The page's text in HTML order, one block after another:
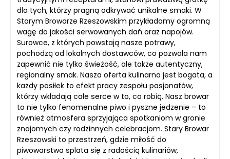
dla tych, którzy pragną odkrywać unikalne smaki. W
Starym Browarze Rzeszowskim przykładamy ogromną
wagę do jakości serwowanych dań oraz napojów.
Surowce, z których powstają nasze potrawy,
pochodzą od lokalnych dostawców, co pozwala nam
zapewnić nie tylko świeżość, ale także autentyczny,
regionalny smak. Nasza oferta kulinarna jest bogata, a
każdy posiłek to efekt pracy zespołu pasjonatów,
którzy wkładają całe serce w to, co robią. Nasz browar
to nie tylko fenomenalne piwo i pyszne jedzenie – to
również atmosfera sprzyjająca spotkaniom w gronie
znajomych czy rodzinnych celebracjom. Stary Browar
Rzeszowski to przestrzeń, gdzie miłość do
piwowarstwa splata się z radością kulinariów,